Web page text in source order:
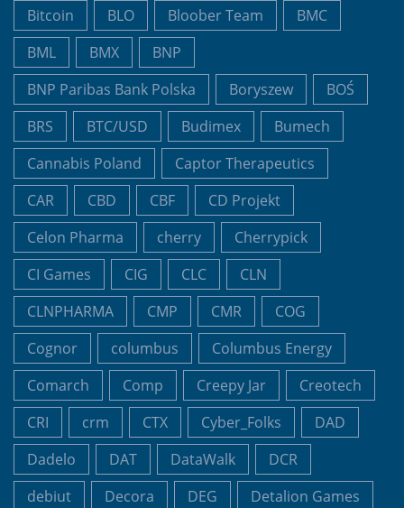
Bitcoin
BLO Bloober Team
BMC
BML
BMX
BNP
BNP Paribas Bank Polska
Boryszew
BOŚ
BRS
BTC/USD Budimex
Bumech
Cannabis Poland
Captor Therapeutics
CAR
CBD CBF
CD Projekt
Celon Pharma
cherry
Cherrypick
CI Games
CIG CLC
CLN
CLNPHARMA
CMP CMR
COG
Cognor
columbus
Columbus Energy
Comarch
Comp Creepy Jar
Creotech
CRI
crm CTX Cyber_Folks
DAD
Dadelo
DAT DataWalk
DCR
debiut
Decora DEG
Detalion Games